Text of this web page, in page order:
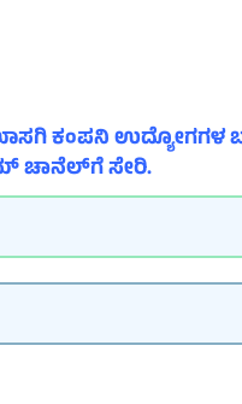
ಕಂಪನಿ ಉದ್ಯೋಗಗಳ
ಚಾನೆಲ್‌ಗೆ ಸೇರಿ.